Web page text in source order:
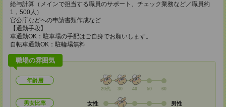
給与計算（メインで担当する職員のサポート、チェック業務など／職員約
1，500人）
官公庁などへの申請書類作成など
【通勤手段】
車通勤OK：駐車場の手配はご自身でお願いします。
自転車通勤OK：駐輪場無料
職場の雰囲気
年齢層
20代 30 40 50 60
男女比率 女性 男性